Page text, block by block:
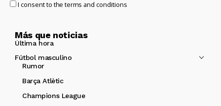
I consent to the terms and conditions
Más que noticias
Última hora
Fútbol masculino
Rumor
Barça Atlètic
Champions League